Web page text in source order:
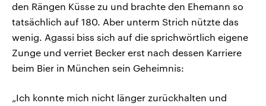
den Rängen Küsse zu und brachte den Ehemann so
tatsächlich auf 180. Aber unterm Strich nützte das
wenig. Agassi biss sich auf die sprichwörtlich eigene
Zunge und verriet Becker erst nach dessen Karriere
beim Bier in München sein Geheimnis:
„Ich konnte mich nicht länger zurückhalten und